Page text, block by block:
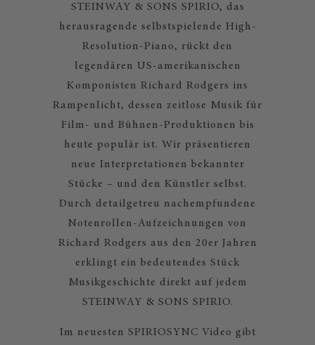
STEINWAY & SONS SPIRIO, das
herausragende selbstspielende High-
Resolution-Piano, rückt den
legendären US-amerikanischen
Komponisten Richard Rodgers ins
Rampenlicht, dessen zeitlose Musik für
Film- und Bühnen-Produktionen bis
heute populär ist. Wir präsentieren
neue Interpretationen bekannter
Stücke – und den Künstler selbst.
Durch detailgetreu nachempfundene
Notenrollen-Aufzeichnungen von
Richard Rodgers aus den 20er Jahren
erklingt ein bedeutendes Stück
Musikgeschichte direkt auf jedem
STEINWAY & SONS SPIRIO.
Im neuesten SPIRIOSYNC Video gibt